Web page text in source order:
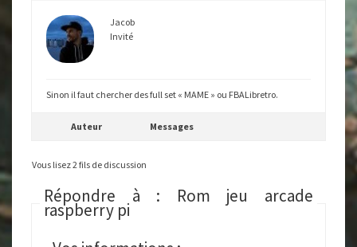
Jacob
Invité
Sinon il faut chercher des full set « MAME » ou FBALibretro.
Auteur Messages
Vous lisez 2 fils de discussion
Répondre à : Rom jeu arcade
raspberry pi